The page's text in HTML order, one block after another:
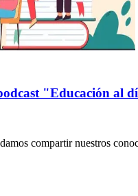
"Educación al
compartir nuestros